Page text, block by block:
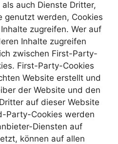
auch Dienste Dritter,
genutzt werden, Cookies
zugreifen. Wer auf
Inhalte zugreifen
zwischen First-Party-
First-Party-Cookies
Website erstellt und
der Website und den
auf dieser Website
Party-Cookies werden
Diensten auf
können auf allen